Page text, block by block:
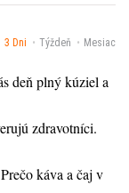
3 Dni Týždeň Mesiac
deň plný kúziel a
zdravotníci.
káva a čaj v